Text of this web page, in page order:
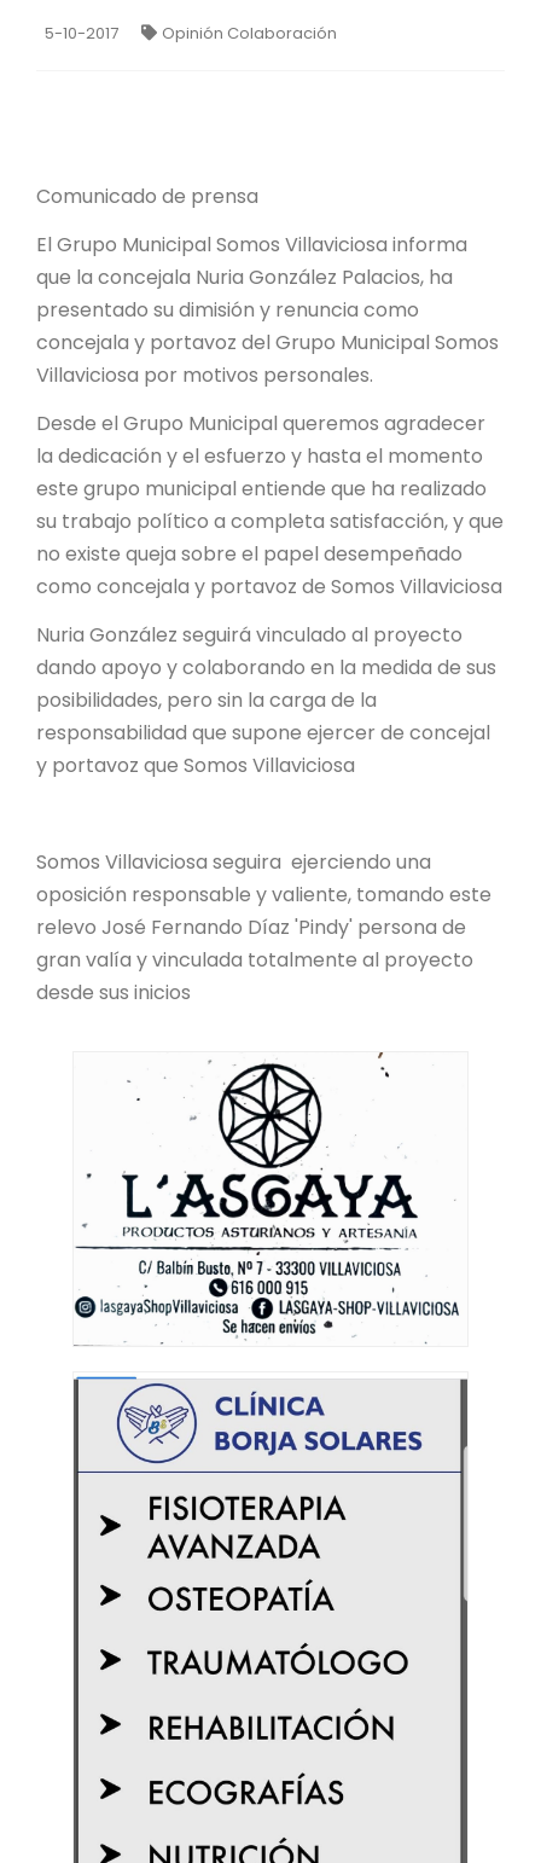
5-10-2017 Opinión Colaboración
Comunicado de prensa
El Grupo Municipal Somos Villaviciosa informa
que la concejala Nuria González Palacios, ha
presentado su dimisión y renuncia como
concejala y portavoz del Grupo Municipal Somos
Villaviciosa por motivos personales.
Desde el Grupo Municipal queremos agradecer
la dedicación y el esfuerzo y hasta el momento
este grupo municipal entiende que ha realizado
su trabajo político a completa satisfacción, y que
no existe queja sobre el papel desempeñado
como concejala y portavoz de Somos Villaviciosa
Nuria González seguirá vinculado al proyecto
dando apoyo y colaborando en la medida de sus
posibilidades, pero sin la carga de la
responsabilidad que supone ejercer de concejal
y portavoz que Somos Villaviciosa
Somos Villaviciosa seguira ejerciendo una
oposición responsable y valiente, tomando este
relevo José Fernando Díaz 'Pindy' persona de
gran valía y vinculada totalmente al proyecto
desde sus inicios